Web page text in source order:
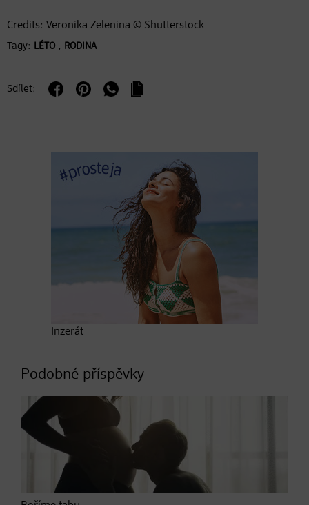
Credits: Veronika Zelenina © Shutterstock
Tagy: LÉTO , RODINA
Sdílet:
Inzerát
Podobné příspěvky